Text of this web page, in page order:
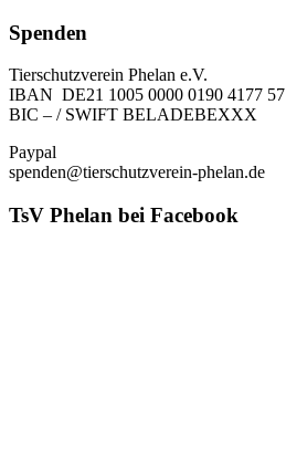
Spenden
Tierschutzverein Phelan e.V.
IBAN DE21 1005 0000 0190 4177 57
BIC – / SWIFT BELADEBEXXX
Paypal
spenden@tierschutzverein-phelan.de
TsV Phelan bei Facebook